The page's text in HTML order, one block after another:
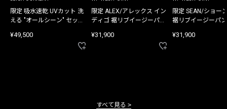
限定 吸水速乾 UVカット 洗
える "オールシーン" セット
¥49,500
限定 ALEX/アレックス イン
ディゴ 裾リブイージーパン
¥31,900
限定 SEAN/ショー
裾リブイージーパ
¥31,900
すべて見る